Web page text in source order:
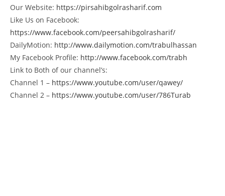
Our Website: https://pirsahibgolrasharif.com
Like Us on Facebook:
https://www.facebook.com/peersahibgolrasharif/
DailyMotion: http://www.dailymotion.com/trabulhassan
My Facebook Profile: http://www.facebook.com/trabh
Link to Both of our channel’s:
Channel 1 – https://www.youtube.com/user/qawey/
Channel 2 – https://www.youtube.com/user/786Turab